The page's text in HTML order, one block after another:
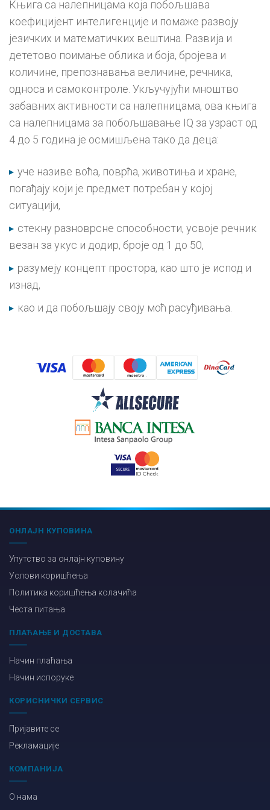
Књига са налепницама која побољшава
коефицијент интелигенције и помаже развоју
језичких и математичких вештина. Развија и
дететово поимање облика и боја, бројева и
количине, препознавања величине, речника,
односа и самоконтроле. Укључујући мноштво
забавних активности са налепницама, ова књига
са налепницама за побољшавање IQ за узраст од
4 до 5 година је осмишљена тако да деца:
уче називе воћа, поврћа, животиња и хране,
погађају који је предмет потребан у којој
ситуацији,
стекну разноврсне способности, усвоје речник
везан за укус и додир, броје од 1 до 50,
разумеју концепт простора, као што је испод и
изнад,
као и да побољшају своју моћ расуђивања.
ОНЛАЈН КУПОВИНА
Упутство за онлајн куповину
Услови коришћења
Политика коришћења колачића
Честа питања
ПЛАЋАЊЕ И ДОСТАВА
Начин плаћања
Начин испоруке
КОРИСНИЧКИ СЕРВИС
Пријавите се
Рекламације
КОМПАНИЈА
О нама